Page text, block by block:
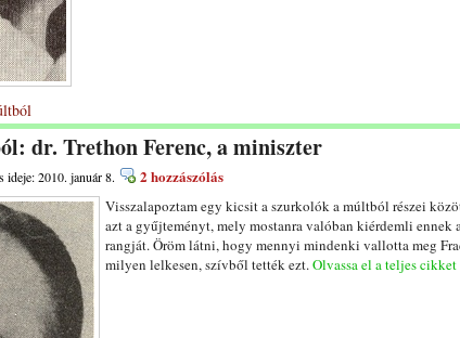
dr. Trethon Ferenc, a miniszter
ideje: 2010. január 8. 2 hozzászólás
Visszalapoztam egy kicsit a szurkolók a múltból részei
azt a gyűjteményt, mely mostanra valóban kiérdemli ennek
rangját. Öröm látni, hogy mennyi mindenki vallotta meg
milyen lelkesen, szívből tették ezt.Olvassa el a teljes cikket